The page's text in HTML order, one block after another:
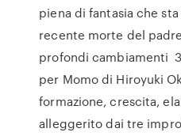
piena di fantasia che
recente morte del
profondi cambiamenti
per Momo di Hiroyuki
formazione, crescita,
alleggerito dai tre